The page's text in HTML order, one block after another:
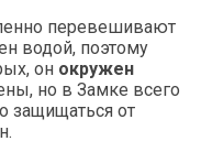
перевешивают
водой, поэтому
он окружен
но в Замке всего
защищаться от